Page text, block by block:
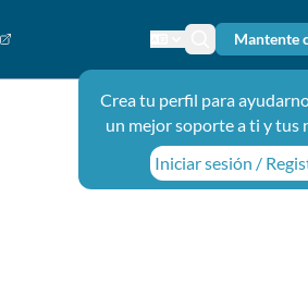
Cambiar el idioma
Ícono de
Mantente
Crea tu perfil para
un mejor soporte a ti y tus
Iniciar sesión /